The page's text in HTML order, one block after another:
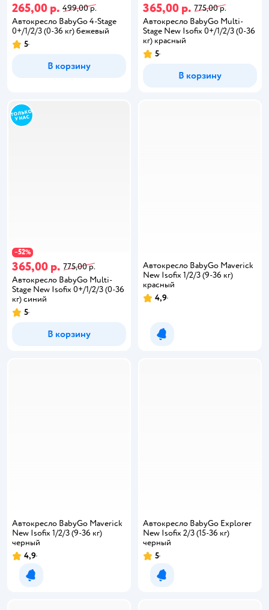
265,00 р. 499,00 р.
Автокресло BabyGo 4-Stage
0+/1/2/3 (0-36 кг) бежевый
5
В корзину
365,00 р. 775,00 р.
Автокресло BabyGo Multi-
Stage New Isofix 0+/1/2/3 (0-36
кг) красный
5
В корзину
−52%
365,00 р. 775,00 р.
Автокресло BabyGo Multi-
Stage New Isofix 0+/1/2/3 (0-36
кг) синий
5
В корзину
Автокресло BabyGo Maverick
New Isofix 1/2/3 (9-36 кг)
красный
4,9
Уведомить о появлении
Автокресло BabyGo Maverick
New Isofix 1/2/3 (9-36 кг)
черный
4,9
Уведомить о появлении
Автокресло BabyGo Explorer
New Isofix 2/3 (15-36 кг)
черный
5
Уведомить о появлении